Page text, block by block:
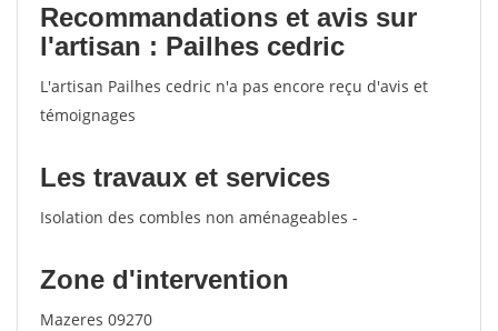
Recommandations et avis sur
l'artisan : Pailhes cedric
L'artisan Pailhes cedric n'a pas encore reçu d'avis et
témoignages
Les travaux et services
Isolation des combles non aménageables -
Zone d'intervention
Mazeres 09270